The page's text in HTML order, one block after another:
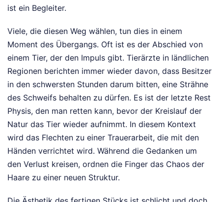
ist ein Begleiter.
Viele, die diesen Weg wählen, tun dies in einem
Moment des Übergangs. Oft ist es der Abschied von
einem Tier, der den Impuls gibt. Tierärzte in ländlichen
Regionen berichten immer wieder davon, dass Besitzer
in den schwersten Stunden darum bitten, eine Strähne
des Schweifs behalten zu dürfen. Es ist der letzte Rest
Physis, den man retten kann, bevor der Kreislauf der
Natur das Tier wieder aufnimmt. In diesem Kontext
wird das Flechten zu einer Trauerarbeit, die mit den
Händen verrichtet wird. Während die Gedanken um
den Verlust kreisen, ordnen die Finger das Chaos der
Haare zu einer neuen Struktur.